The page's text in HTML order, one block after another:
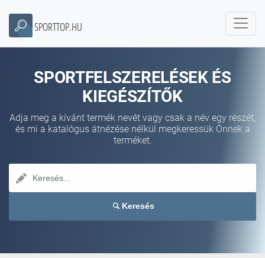
SPORTTOP.HU
SPORTFELSZERELÉSEK ÉS
KIEGÉSZÍTŐK
Adja meg a kívánt termék nevét vagy csak a név egy részét,
és mi a katalógus átnézése nélkül megkeressük Önnek a
terméket.
Keresés